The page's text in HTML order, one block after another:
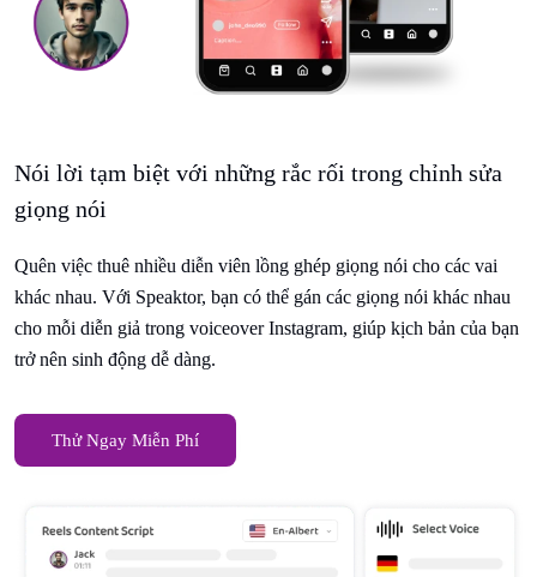
Nói lời tạm biệt với những rắc rối trong chỉnh sửa
giọng nói
Quên việc thuê nhiều diễn viên lồng ghép giọng nói cho các vai
khác nhau. Với Speaktor, bạn có thể gán các giọng nói khác nhau
cho mỗi diễn giả trong voiceover Instagram, giúp kịch bản của bạn
trở nên sinh động dễ dàng.
Thử Ngay Miễn Phí